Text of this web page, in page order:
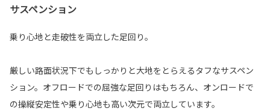
サスペンション
乗り心地と走破性を両立した足回り。
厳しい路面状況下でもしっかりと大地をとらえるタフなサスペン
ション。オフロードでの屈強な足回りはもちろん、オンロードで
の操縦安定性や乗り心地も高い次元で両立しています。